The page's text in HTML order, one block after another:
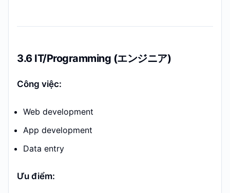
3.6 IT/Programming (エンジニア)
Công việc:
Web development
App development
Data entry
Ưu điểm: